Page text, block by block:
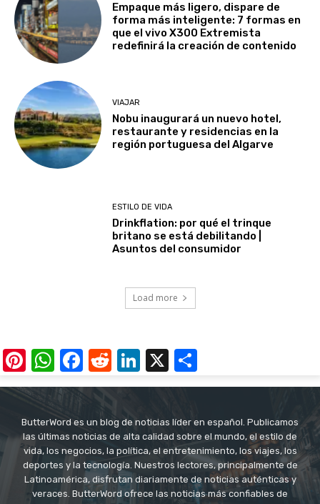
Empaque más ligero, dispare de
forma más inteligente: 7 formas en
que el vivo X300 Extremista
redefinirá la creación de contenido
VIAJAR
Nobu inaugurará un nuevo hotel,
restaurante y residencias en la
región portuguesa del Algarve
ESTILO DE VIDA
Drinkflation: por qué el trinque
britano se está debilitando |
Asuntos del consumidor
Load more
Pinterest
WhatsApp
Facebook
RedditLinkedIn
X
ButterWord es un blog de noticias líder en español. Publicamos
las últimas noticias de alta calidad sobre el mundo, el estilo de
vida, los negocios, la política, el entretenimiento, los viajes, los
deportes y la tecnología. Nuestros lectores, principalmente de
Latinoamérica, disfrutan diariamente de noticias auténticas y
veraces. ButterWord ofrece las noticias más confiables de